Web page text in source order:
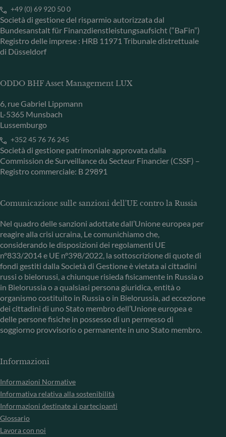
+49 (0) 69 920 50 0
Società di gestione del risparmio autorizzata dal
Bundesanstalt für Finanzdienstleistungsaufsicht (“BaFin”)
Registro delle imprese : HRB 11971 Tribunale distrettuale
di Düsseldorf
ODDO BHF Asset Management LUX
6, rue Gabriel Lippmann
L-5365 Munsbach
Lussemburgo
+352 45 76 76 245
Società di gestione patrimoniale approvata dalla
Commission de Surveillance du Secteur Financier (CSSF) –
Registro commerciale: B 29891
Comunicazione sulle sanzioni dell'UE contro la Russia
Nel quadro delle sanzioni adottate dall’Unione europea per
reagire alla crisi ucraina, Le comunichiamo che,
considerando le disposizioni dei regolamenti UE
n°833/2014 e UE n°398/2022, la sottoscrizione di quote di
fondi gestiti dalla Società di Gestione è vietata ai cittadini
russi o bielorussi, a chiunque risieda fisicamente in Russia o
in Bielorussia o a qualsiasi persona giuridica, entità o
organismo costituito in Russia o in Bielorussia, ad eccezione
dei cittadini di uno Stato membro dell’Unione europea e
delle persone fisiche in possesso di un permesso di
soggiorno provvisorio o permanente in uno Stato membro.
Informazioni
Informazioni Normative
Informativa relativa alla sostenibilità
Informazioni destinate ai partecipanti
Glossario
Lavora con noi